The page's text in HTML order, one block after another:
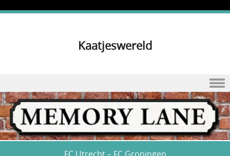
Kaatjeswereld
Skip to content